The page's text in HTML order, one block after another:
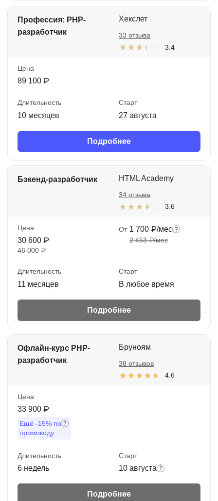
Профессия: PHP-
разработчик
Хекслет
3.4
33 отзыва
Цена
89 100 ₽
Длительность
10 месяцев
Старт
27 августа
Подробнее
Бэкенд-разработчик HTML Academy
3.6
34 отзыва
Цена
30 600 ₽
46 000 ₽
От 1 700 ₽/мес
2 453 ₽/мес
Длительность
11 месяцев
Старт
В любое время
Подробнее
Офлайн-курс PHP-
разработчик
Бруноям
4.6
38 отзывов
Цена
33 900 ₽
Ещё -15% по
промокоду
Длительность
6 недель
Старт
10 августа
Подробнее